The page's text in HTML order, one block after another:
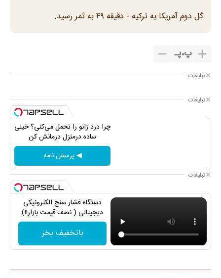
گل دوم آمریکا به ترکیه - دقیقه ۴۹ به ثمر رسید.
پ،پـ
تبلیغات
تبلیغات
چرا درد زانو را تحمل می‌کنی؟ خیلی
ساده درمنزل درمانش کن
◀ پرسش نامه
تبلیغات
دستگاه فشار سنج الکترونیکی
دیجیتالی ( نصف قیمت بازار!!)
باتخفیف بخر